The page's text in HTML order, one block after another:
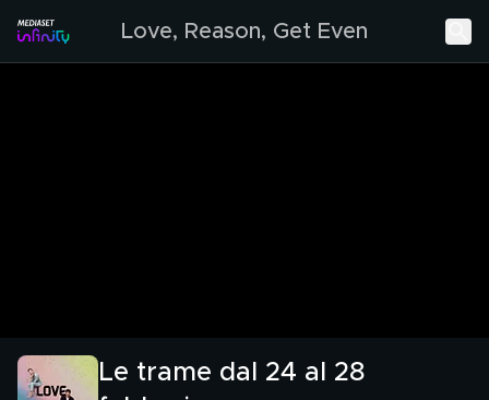
Love, Reason, Get Even
Le trame dal 24 al 28